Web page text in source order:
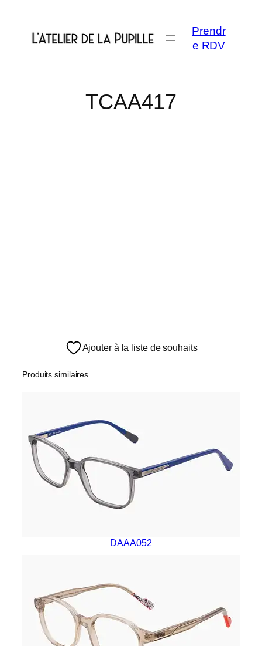
contenu
Prendr
e RDV
TCAA417
Ajouter à la liste de souhaits
Produits similaires
DAAA052